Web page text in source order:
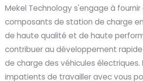
Mekel Technology s'engage à
composants de station de charge
de haute qualité et de haute
contribuer au développement
de charge des véhicules électriques.
impatients de travailler avec vous